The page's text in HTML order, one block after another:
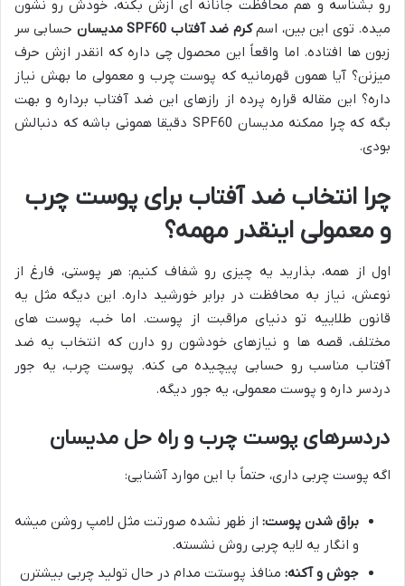
رو بشناسه و هم محافظت جانانه ای ازش بکنه، خودش رو نشون
میده. توی این بین، اسمکرم ضد آفتاب SPF60 مدیسان
حسابی سر
زبون ها افتاده. اما واقعاً این محصول چی داره که انقدر ازش حرف
میزنن؟ آیا همون قهرمانیه که پوست چرب و معمولی ما بهش نیاز
داره؟ این مقاله قراره پرده از رازهای این ضد آفتاب برداره و بهت
بگه که چرا ممکنه مدیسان SPF60 دقیقا همونی باشه که دنبالش
بودی.
چرا انتخاب ضد آفتاب برای پوست چرب
و معمولی اینقدر مهمه؟
اول از همه، بذارید یه چیزی رو شفاف کنیم: هر پوستی، فارغ از
نوعش، نیاز به محافظت در برابر خورشید داره. این دیگه مثل یه
قانون طلاییه تو دنیای مراقبت از پوست. اما خب، پوست های
مختلف، قصه ها و نیازهای خودشون رو دارن که انتخاب یه ضد
آفتاب مناسب رو حسابی پیچیده می کنه. پوست چرب، یه جور
دردسر داره و پوست معمولی، یه جور دیگه.
دردسرهای پوست چرب و راه حل مدیسان
اگه پوست چربی داری، حتماً با این موارد آشنایی:
براق شدن پوست: از ظهر نشده صورتت مثل لامپ روشن میشه
و انگار یه لایه چربی روش نشسته.
جوش و آکنه: منافذ پوستت مدام در حال تولید چربی بیشترن